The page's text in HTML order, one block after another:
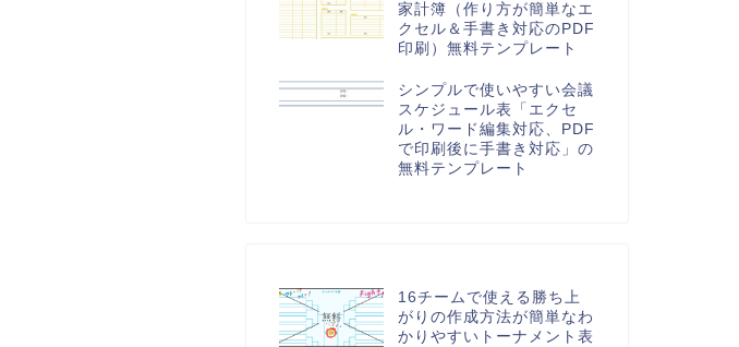
家計簿（作り方が簡単なエ
クセル＆手書き対応のPDF
印刷）無料テンプレート
シンプルで使いやすい会議
スケジュール表「エクセ
ル・ワード編集対応、PDF
で印刷後に手書き対応」の
無料テンプレート
16チームで使える勝ち上
がりの作成方法が簡単なわ
かりやすいトーナメント表